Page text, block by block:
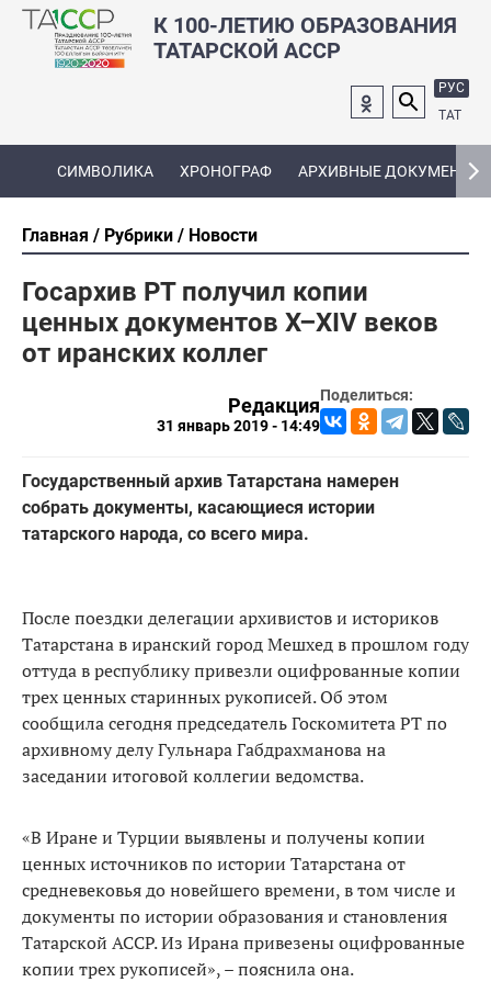
К 100-ЛЕТИЮ ОБРАЗОВАНИЯ
ТАТАРСКОЙ АССР
РУС
ТАТ
СИМВОЛИКА ХРОНОГРАФ АРХИВНЫЕ ДОКУМЕНТЫ
Главная Рубрики Новости
Госархив РТ получил копии
ценных документов X–XIV веков
от иранских коллег
Поделиться:
Редакция
31 январь 2019 - 14:49
Государственный архив Татарстана намерен
собрать документы, касающиеся истории
татарского народа, со всего мира.
После поездки делегации архивистов и историков
Татарстана в иранский город Мешхед в прошлом году
оттуда в республику привезли оцифрованные копии
трех ценных старинных рукописей. Об этом
сообщила сегодня председатель Госкомитета РТ по
архивному делу Гульнара Габдрахманова на
заседании итоговой коллегии ведомства.
«В Иране и Турции выявлены и получены копии
ценных источников по истории Татарстана от
средневековья до новейшего времени, в том числе и
документы по истории образования и становления
Татарской АССР. Из Ирана привезены оцифрованные
копии трех рукописей», – пояснила она.